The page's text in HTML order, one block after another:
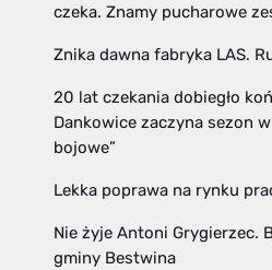
czeka. Znamy pucharowe
Znika dawna fabryka LAS.
20 lat czekania dobiegło
Dankowice zaczyna sezon
bojowe”
Lekka poprawa na rynku
Nie żyje Antoni Grygierzec.
gminy Bestwina